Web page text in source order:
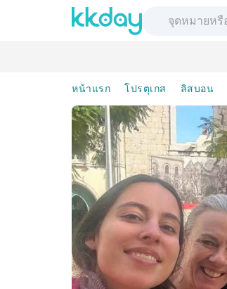
หน้าแรก โปรตุเกส ลิสบอน